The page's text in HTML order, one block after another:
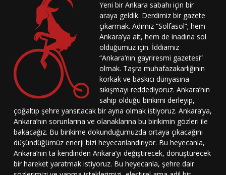
Yeni bir Ankara sabahı için bir
araya geldik. Derdimiz bir gazete
çıkarmak. Adımız “Solfasol”; hem
Ankara’ya ait, hem de inadına sol
olduğumuz için. İddiamız
“Ankara’nın gayriresmi gazetesi”
olmak. Taşra muhafazakarlığının
korkak ve baskıcı dünyasına
sıkışmayı reddediyoruz. Ankara’nın
sahip olduğu birikimi derleyip,
çoğaltıp şehre yansıtacak bir ayna olmak istiyoruz. Ankara’ya,
Ankara’nın sorunlarına ve olanaklarına bu birikimin gözleri ile
bakacağız. Bu birikime dokunduğumuzda ortaya çıkacağını
düşündüğümüz enerji bizi heyecanlandırıyor. Bu heyecanla,
Ankara’nın ta kendinden Ankara’yı değiştirecek, dönüştürecek
bir hareket yaratmak istiyoruz. Bu heyecanla, şehre dair